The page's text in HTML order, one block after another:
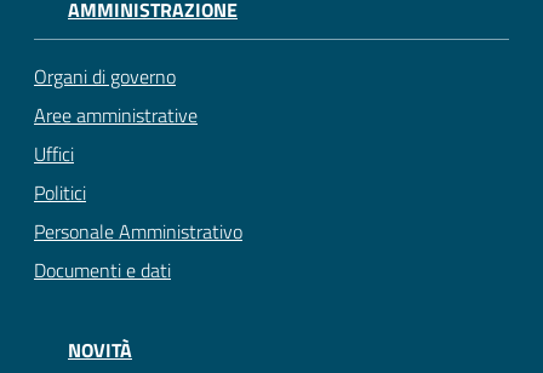
AMMINISTRAZIONE
Organi di governo
Aree amministrative
Uffici
Politici
Personale Amministrativo
Documenti e dati
NOVITÀ